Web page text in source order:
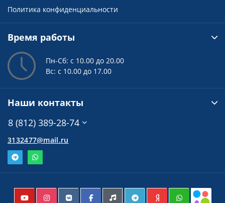
Политика конфиденциальности
Время работы
Пн-Сб: с 10.00 до 20.00
Вс: с 10.00 до 17.00
Наши контакты
8 (812) 389-28-74
3132477@mail.ru